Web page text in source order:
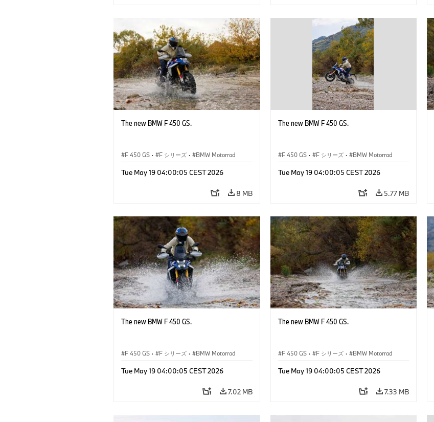
The new BMW F 450 GS.
F 450 GS · F シリーズ · BMW Motorrad
Tue May 19 04:00:05 CEST 2026
8 MB
The new BMW F 450 GS.
F 450 GS · F シリーズ · BMW Motorrad
Tue May 19 04:00:05 CEST 2026
5.77 MB
The new BMW F 450 GS.
F 450 GS · F シリーズ · BMW Motorrad
Tue May 19 04:00:05 CEST 2026
7.02 MB
The new BMW F 450 GS.
F 450 GS · F シリーズ · BMW Motorrad
Tue May 19 04:00:05 CEST 2026
7.33 MB